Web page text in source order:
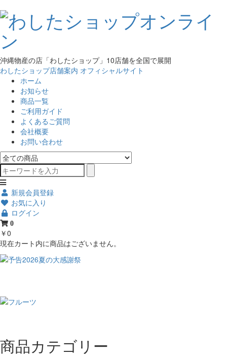
沖縄物産の店「わしたショップ」10店舗を全国で展開
わしたショップ店舗案内 オフィシャルサイト
ホーム
お知らせ
商品一覧
ご利用ガイド
よくあるご質問
会社概要
お問い合わせ
新規会員登録
お気に入り
ログイン
0
￥0
現在カート内に商品はございません。
商品カテゴリー